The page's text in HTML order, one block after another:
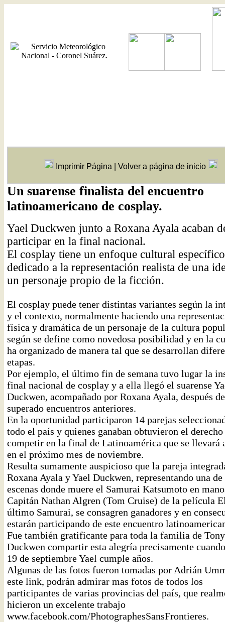
Imprimir Página Volver a página de inicio
Un suarense finalista del encuentro
latinoamericano de cosplay.
Yael Duckwen junto a Roxana Ayala acaban
participar en la final nacional.
El cosplay tiene un enfoque cultural específico
dedicado a la representación realista de una
un personaje propio de la ficción.
El cosplay puede tener distintas variantes según la
y el contexto, normalmente haciendo una
física y dramática de un personaje de la cultura
según se define como novedosa posibilidad y en la
ha organizado de manera tal que se desarrollan
etapas.
Por ejemplo, el último fin de semana tuvo lugar la
final nacional de cosplay y a ella llegó el suarense
Duckwen, acompañado por Roxana Ayala, después
superado encuentros anteriores.
En la oportunidad participaron 14 parejas
todo el país y quienes ganaban obtuvieron el derecho
competir en la final de Latinoamérica que se llevará
en el próximo mes de noviembre.
Resulta sumamente auspicioso que la pareja
Roxana Ayala y Yael Duckwen, representando una de
escenas donde muere el Samurai Katsumoto en
Capitán Nathan Algren (Tom Cruise) de la película
último Samurai, se consagren ganadores y en
estarán participando de este encuentro
Fue también gratificante para toda la familia de Tony
Duckwen compartir esta alegría precisamente
19 de septiembre Yael cumple años.
Algunas de las fotos fueron tomadas por Adrián
este link, podrán admirar mas fotos de todos los
participantes de varias provincias del país, que
hicieron un excelente trabajo
www.facebook.com/PhotographesSansFrontieres.